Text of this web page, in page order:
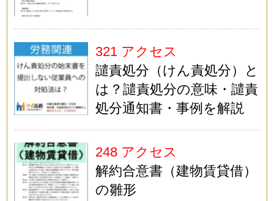
321 アクセス
譴責処分（けん責処分）と
は？譴責処分の意味・譴責
処分通知書・事例を解説
248 アクセス
解約合意書（建物賃貸借）
の雛形